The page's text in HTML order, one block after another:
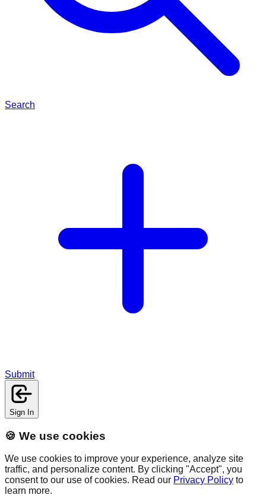
Search
Submit
Sign In
🍪 We use cookies
We use cookies to improve your experience, analyze site
traffic, and personalize content. By clicking "Accept", you
consent to our use of cookies. Read our Privacy Policy to
learn more.